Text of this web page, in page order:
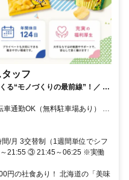
ッフ
る“モノづくりの最前線”！／ ◆
◆年間休日124日／残業月15h以
実績多数！安定して長く働ける
通勤OK（無料駐車場あり） JR
長都駅から徒歩25分
/月 3交替制（1週間単位でシフ
21:55 ③ 21:45～06:25 ※実働
円の社食あり！ 北海道の「美味